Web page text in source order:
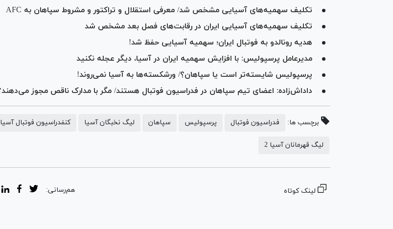
تکلیف سهمیه‌های آسیایی مشخص شد/ معرفی استقلال و تراکتور و مشروط سپاهان به AFC
تکلیف سهمیه‌های آسیایی ایران در رقابت‌های فصل بعد مشخص شد
هدیه رونالدو به فوتبال ایران؛ سهمیه آسیایی حفظ شد!
مدیرعامل پرسپولیس: با افزایش سهمیه ایران در آسیا، دیگر عجله نکنید
پرسپولیس شایسته‌تر است یا سپاهان؟/ ورشکسته‌ها به آسیا نمی‌روند!
داداش‌زاده: اعضای تیم سپاهان در فدراسیون فوتبال هستند/ مگر با مدارک ناقص مجوز می‌‎دهند؟
برچسب ها: فدراسیون فوتبال پرسپولیس سپاهان لیگ نخبگان آسیا کنفدراسیون فوتبال آسیا
لیگ قهرمانان آسیا 2
لینک کوتاه هم‌رسانی: